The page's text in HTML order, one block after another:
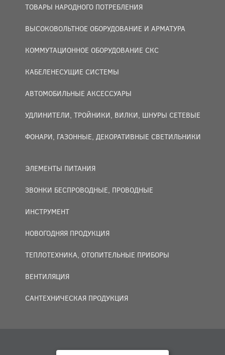
ТОВАРЫ НАРОДНОГО ПОТРЕБЛЕНИЯ
ВЫСОКОВОЛЬТНОЕ ОБОРУДОВАНИЕ И АРМАТУРА
КОММУТАЦИОННОЕ ОБОРУДОВАНИЕ СКС
КАБЕЛЕНЕСУЩИЕ СИСТЕМЫ
АВТОМОБИЛЬНЫЕ АКСЕССУАРЫ
УДЛИНИТЕЛИ, ТРОЙНИКИ, ВИЛКИ, ШНУРЫ СЕТЕВЫЕ
ФОНАРИ, ГАЗОННЫЕ, ДЕКОРАТИВНЫЕ СВЕТИЛЬНИКИ
ЭЛЕМЕНТЫ ПИТАНИЯ
ЗВОНКИ БЕСПРОВОДНЫЕ, ПРОВОДНЫЕ
ИНСТРУМЕНТ
НОВОГОДНЯЯ ПРОДУКЦИЯ
ТЕПЛОТЕХНИКА, ОТОПИТЕЛЬНЫЕ ПРИБОРЫ
ВЕНТИЛЯЦИЯ
САНТЕХНИЧЕСКАЯ ПРОДУКЦИЯ